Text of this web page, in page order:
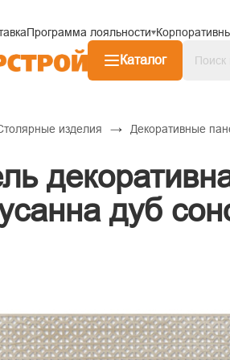
Программа лояльности
Каталог
изделия → Декоративные
дуб